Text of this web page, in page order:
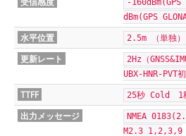
-
dBm(GPS
水平位置 2.5m （単独）
更新レート
2Hz（
UBX-HNR-PVT初
TTFF 25秒 Cold 1
出力メッセージ
NMEA
M2.3 1,2,3,9